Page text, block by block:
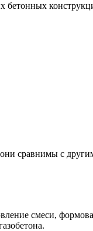
сравнимы с
смеси,